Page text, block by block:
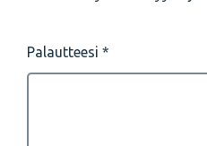
Palautteesi